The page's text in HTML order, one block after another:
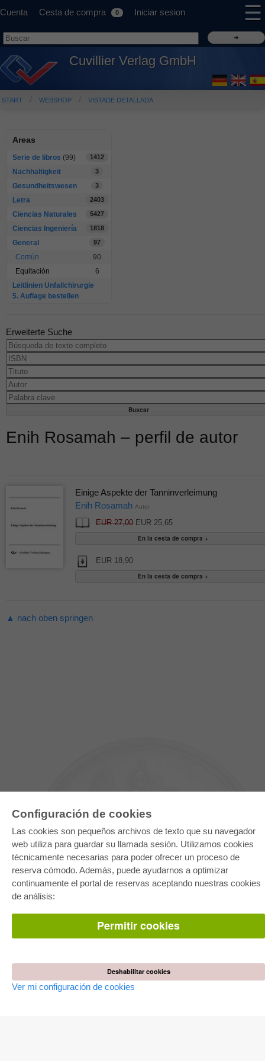
Configuración de cookies
Las cookies son pequeños archivos de texto que su navegador
web utiliza para guardar su llamada sesión. Utilizamos cookies
técnicamente necesarias para poder ofrecer un proceso de
reserva cómodo. Además, puede ayudarnos a optimizar
continuamente el portal de reservas aceptando nuestras cookies
de análisis:
Permitir cookies
Deshabilitar cookies
Ver mi configuración de cookies
Cuenta Cesta de compra 0 Iniciar sesion ☰
Cuvillier Verlag GmbH
START WEBSHOP VISTADE DETALLADA
Areas
Serie de libros (99) 1412
Nachhaltigkeit 3
Gesundheitswesen 3
Letra 2403
Ciencias Naturales 5427
Ciencias Ingeniería 1818
General 97
Común
90
Equitación
6
Leitlinien Unfallchirurgie
5. Auflage bestellen
Erweiterte Suche
Enih Rosamah – perfil de autor
Einige Aspekte der Tanninverleimung
Enih Rosamah Autor
EUR 27,00EUR 25,65
EUR 18,90
▲ nach oben springen
E-COLLECTION
Paquete de especialidades
Facilitación de E-Books
Preguntas mas frequentes(FAQ)
Condiciones